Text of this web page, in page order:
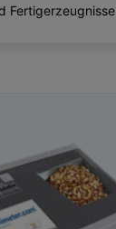
Fertigerzeugnisse